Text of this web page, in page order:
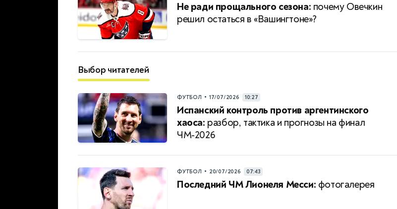
Не ради прощального сезона: почему Овечкин
решил остаться в «Вашингтоне»?
Выбор читателей
ФУТБОЛ • 17/07/2026 10:27
Испанский контроль против аргентинского
хаоса: разбор, тактика и прогнозы на финал
ЧМ-2026
ФУТБОЛ • 20/07/2026 07:43
Последний ЧМ Лионеля Месси: фотогалерея